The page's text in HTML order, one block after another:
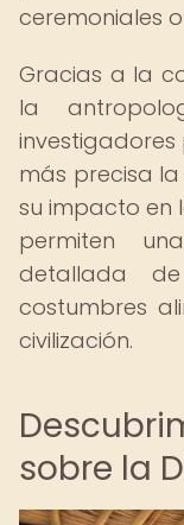
ceremoniales
Gracias a la
la
más precisa
su impacto en
permiten
detallada
costumbres
civilización.
sobre la